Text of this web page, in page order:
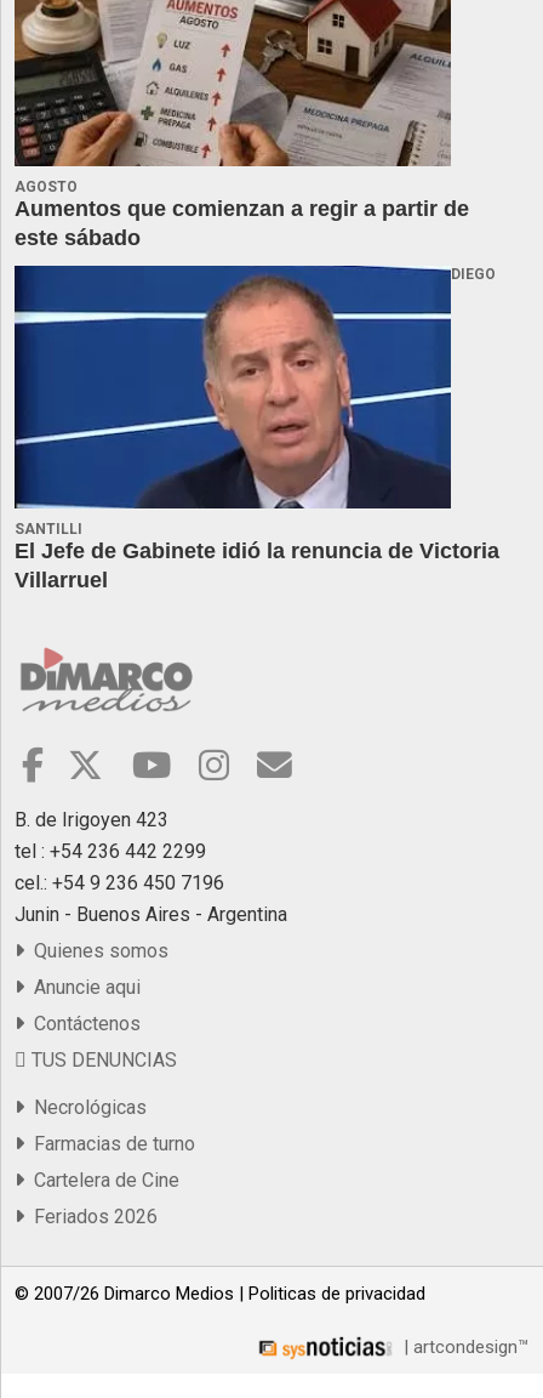
AGOSTO
Aumentos que comienzan a regir a partir de
este sábado
DIEGO
SANTILLI
El Jefe de Gabinete idió la renuncia de Victoria
Villarruel
B. de Irigoyen 423
tel : +54 236 442 2299
cel.: +54 9 236 450 7196
Junin - Buenos Aires - Argentina
Quienes somos
Anuncie aqui
Contáctenos
TUS DENUNCIAS
Necrológicas
Farmacias de turno
Cartelera de Cine
Feriados 2026
© 2007/26 Dimarco Medios | Politicas de privacidad
| artcondesign™